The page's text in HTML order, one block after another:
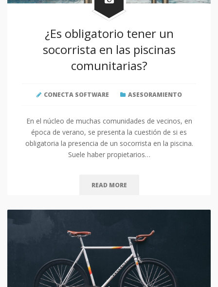
¿Es obligatorio tener un
socorrista en las piscinas
comunitarias?
CONECTA SOFTWARE ASESORAMIENTO
En el núcleo de muchas comunidades de vecinos, en
época de verano, se presenta la cuestión de si es
obligatoria la presencia de un socorrista en la piscina.
Suele haber propietarios…
READ MORE